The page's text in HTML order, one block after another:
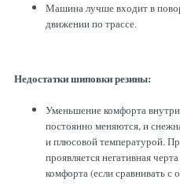
Машина лучше входит в
движении по трассе.
Недостатки шиповки резины:
Уменьшение комфорта
постоянно меняются, и
и плюсовой температурой.
проявляется негативная
комфорта (если сравнивать с